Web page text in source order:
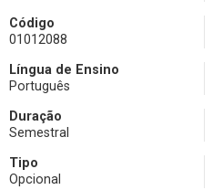
Código
01012088
Língua de Ensino
Português
Duração
Semestral
Tipo
Opcional